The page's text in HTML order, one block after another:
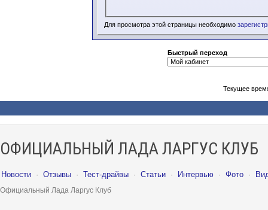
Для просмотра этой страницы необходимо
Быстрый переход
Текущее
ОФИЦИАЛЬНЫЙ ЛАДА ЛАРГУС КЛУБ
Новости · Отзывы · Тест-драйвы · Статьи · Интервью · Фото ·
Официальный Лада Ларгус Клуб